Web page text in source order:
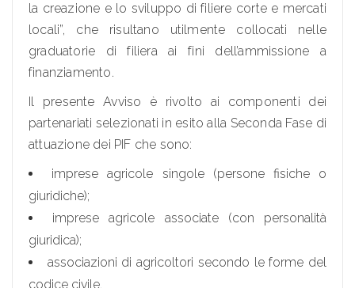
la creazione e lo sviluppo di filiere corte e mercati
locali”, che risultano utilmente collocati nelle
graduatorie di filiera ai fini dell’ammissione a
finanziamento.
Il presente Avviso è rivolto ai componenti dei
partenariati selezionati in esito alla Seconda Fase di
attuazione dei PIF che sono:
imprese agricole singole (persone fisiche o
giuridiche);
imprese agricole associate (con personalità
giuridica);
associazioni di agricoltori secondo le forme del
codice civile.